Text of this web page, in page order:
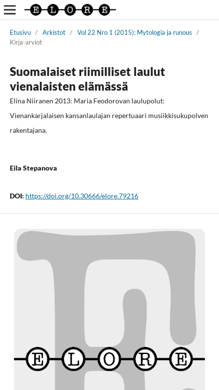
Etusivu / Arkistot / Vol 22 Nro 1 (2015): Mytologia ja runous
/
Kirja-arviot
Suomalaiset riimilliset laulut
vienalaisten elämässä
Elina Niiranen 2013: Maria Feodorovan laulupolut:
Vienankarjalaisen kansanlaulajan repertuaari musiikkisukupolven
rakentajana.
Eila Stepanova
DOI: https://doi.org/10.30666/elore.79216